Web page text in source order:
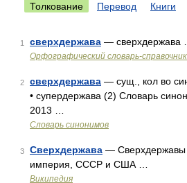
Толкование Перевод Книги
1 сверхдержава — сверхдержава …
Орфографический словарь-справочник
2 сверхдержава — сущ., кол во
• супердержава (2) Словарь
2013 …
Словарь синонимов
3 Сверхдержава — Сверхдержавы
империя, СССР и США …
Википедия